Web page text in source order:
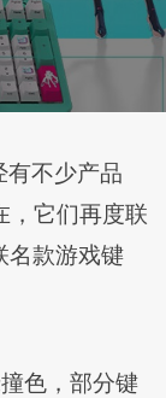
有不少产品
，它们再度联
名款游戏键
色，部分键